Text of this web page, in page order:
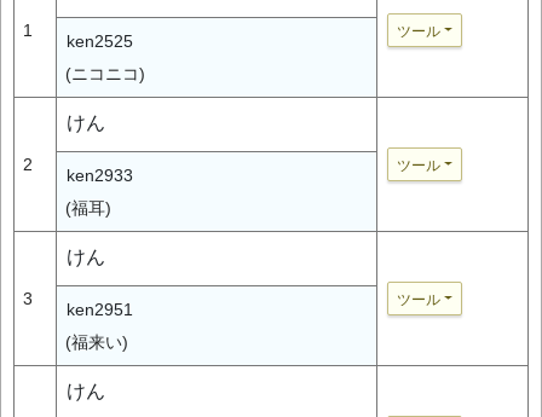
1 ツール
ken2525
(ニコニコ)
2
けん
ツール
ken2933
(福耳)
3
けん
ツール
ken2951
(福来い)
けん